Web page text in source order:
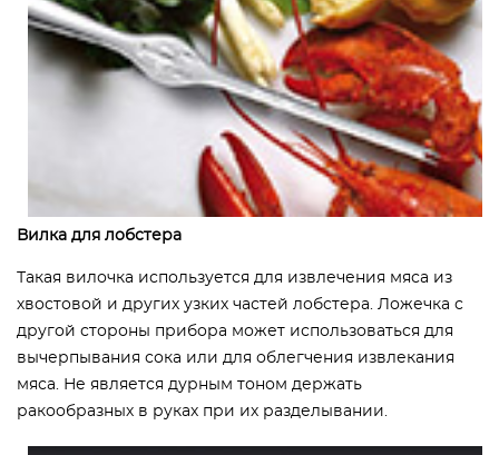
Вилка для лобстера
Такая вилочка используется для извлечения мяса из
хвостовой и других узких частей лобстера. Ложечка с
другой стороны прибора может использоваться для
вычерпывания сока или для облегчения извлекания
мяса. Не является дурным тоном держать
ракообразных в руках при их разделывании.